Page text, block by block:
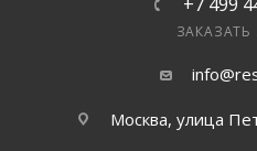
Москва, улица